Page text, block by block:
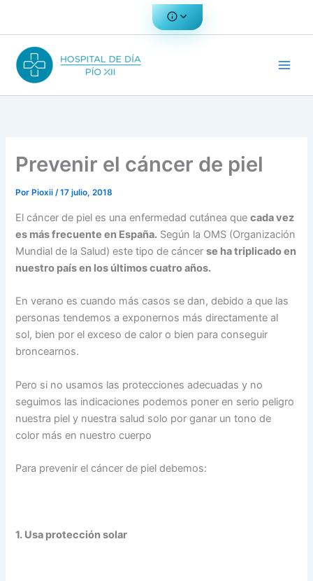
Prevenir el cáncer de piel
Por Pioxii/17 julio, 2018
El cáncer de piel es una enfermedad cutánea quecada vez
es más frecuente en España. Según la OMS (Organización
Mundial de la Salud) este tipo de cáncerse ha triplicado en
nuestro país en los últimos cuatro años.
En verano es cuando más casos se dan, debido a que las
personas tendemos a exponernos más directamente al
sol, bien por el exceso de calor o bien para conseguir
broncearnos.
Pero si no usamos las protecciones adecuadas y no
seguimos las indicaciones podemos poner en serio peligro
nuestra piel y nuestra salud solo por ganar un tono de
color más en nuestro cuerpo
Para prevenir el cáncer de piel debemos:
1. Usa protección solar